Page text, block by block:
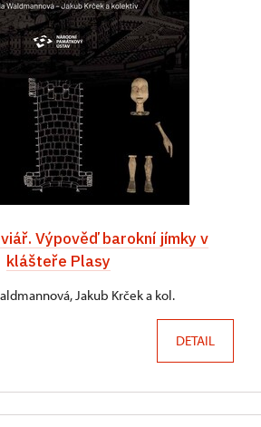
Výpověď barokní jímky v
klášteře Plasy
Jakub Krček a kol.
DETAIL